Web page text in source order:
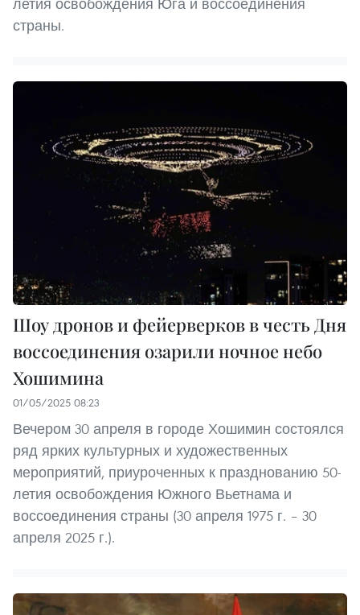
летия освобождения Юга и воссоединения
страны.
Шоу дронов и фейерверков в честь Дня
воссоединения озарили ночное небо
Хошимина
01/05/2025 08:23
Вечером 30 апреля в городе Хошимин состоялся
ряд ярких культурных и художественных
мероприятий, приуроченных к празднованию 50-
летия освобождения Южного Вьетнама и
воссоединения страны (30 апреля 1975 г. – 30
апреля 2025 г.).